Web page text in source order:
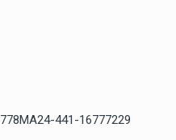
778MA24-441-16777229